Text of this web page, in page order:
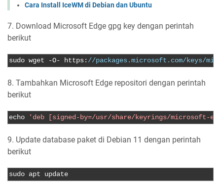
Cara Install IceWM di Debian dan Ubuntu
7. Download Microsoft Edge gpg key dengan perintah
berikut
sudo wget -O- https: //packages.microsoft.com/keys/
8. Tambahkan Microsoft Edge repositori dengan perintah
berikut
echo 'deb [signed-by=/usr/share/keyrings/microsoft-
9. Update database paket di Debian 11 dengan perintah
berikut
sudo apt update